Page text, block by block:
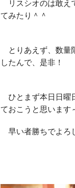
リスシオのは敢え
てみたり＾＾
とりあえず、数量
したんで、是非！
ひとまず本日日曜
ておこうと思います
早い者勝ちでよろ